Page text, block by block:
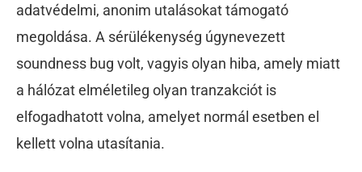
adatvédelmi, anonim utalásokat támogató
megoldása. A sérülékenység úgynevezett
soundness bug volt, vagyis olyan hiba, amely miatt
a hálózat elméletileg olyan tranzakciót is
elfogadhatott volna, amelyet normál esetben el
kellett volna utasítania.